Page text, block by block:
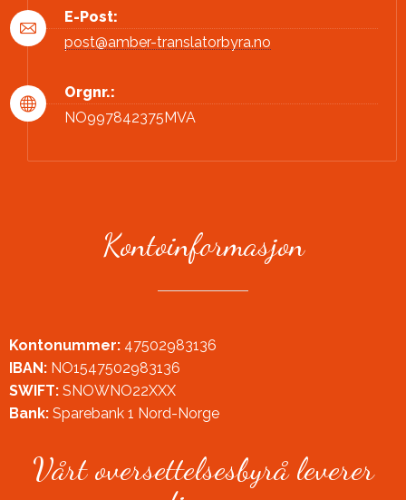
E-Post:
post@amber-translatorbyra.no
Orgnr.:
NO997842375MVA
Kontoinformasjon
Kontonummer: 47502983136
IBAN: NO1547502983136
SWIFT: SNOWNO22XXX
Bank: Sparebank 1 Nord-Norge
Vårt oversettelsesbyrå leverer